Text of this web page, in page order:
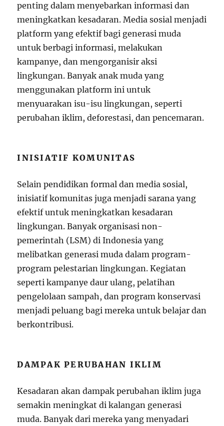
penting dalam menyebarkan informasi dan
meningkatkan kesadaran. Media sosial menjadi
platform yang efektif bagi generasi muda
untuk berbagi informasi, melakukan
kampanye, dan mengorganisir aksi
lingkungan. Banyak anak muda yang
menggunakan platform ini untuk
menyuarakan isu-isu lingkungan, seperti
perubahan iklim, deforestasi, dan pencemaran.
INISIATIF KOMUNITAS
Selain pendidikan formal dan media sosial,
inisiatif komunitas juga menjadi sarana yang
efektif untuk meningkatkan kesadaran
lingkungan. Banyak organisasi non-
pemerintah (LSM) di Indonesia yang
melibatkan generasi muda dalam program-
program pelestarian lingkungan. Kegiatan
seperti kampanye daur ulang, pelatihan
pengelolaan sampah, dan program konservasi
menjadi peluang bagi mereka untuk belajar dan
berkontribusi.
DAMPAK PERUBAHAN IKLIM
Kesadaran akan dampak perubahan iklim juga
semakin meningkat di kalangan generasi
muda. Banyak dari mereka yang menyadari